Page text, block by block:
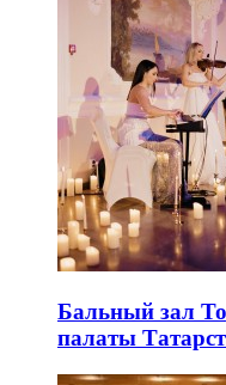
Бальный зал
палаты